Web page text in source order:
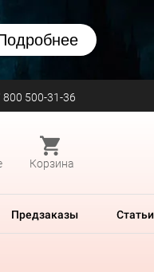
800 500-31-36
Корзина
Предзаказы Статьи